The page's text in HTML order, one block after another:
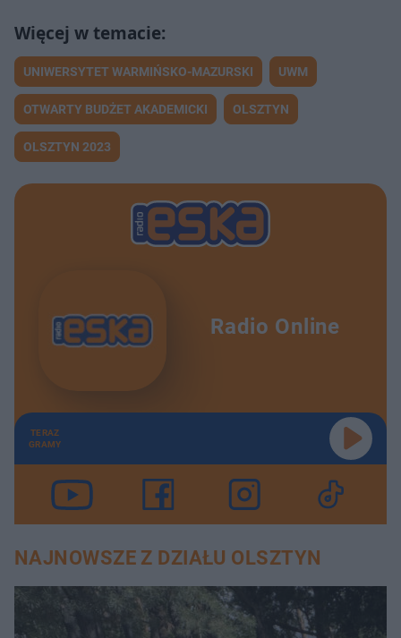
UNIWERSYTET WARMIŃSKO-MAZURSKI UWM
OTWARTY BUDŻET AKADEMICKI OLSZTYN
OLSZTYN 2023
Radio Online
TERAZ
GRAMY
NAJNOWSZE Z DZIAŁU OLSZTYN